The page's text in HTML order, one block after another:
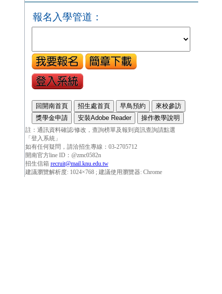
報名入學管道：
註：通訊資料確認/修改，查詢榜單及報到資訊查詢請點選
「登入系統」
如有任何疑問，請洽招生專線：03-2705712
開南官方line ID：@zmc0582n
招生信箱 recruit@mail.knu.edu.tw
建議瀏覽解析度: 1024×768 ; 建議使用瀏覽器: Chrome